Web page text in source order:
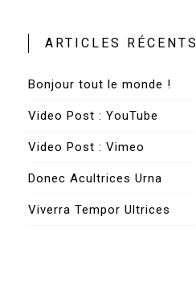
ARTICLES RÉCENTS
Bonjour tout le monde !
Video Post : YouTube
Video Post : Vimeo
Donec Acultrices Urna
Viverra Tempor Ultrices